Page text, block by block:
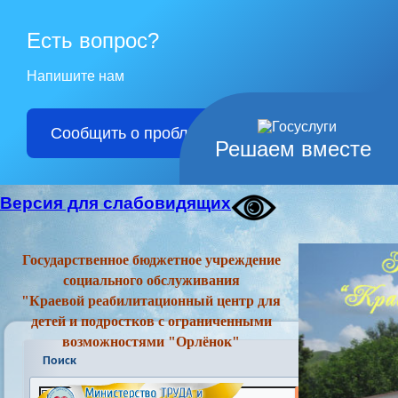
Решаем вместе
Есть вопрос?
Напишите нам
Сообщить о проблеме
Версия для слабовидящих
Государственное бюджетное учреждение
социального обслуживания
"Краевой реабилитационный центр для
детей и подростков с ограниченными
возможностями "Орлёнок"
Поиск